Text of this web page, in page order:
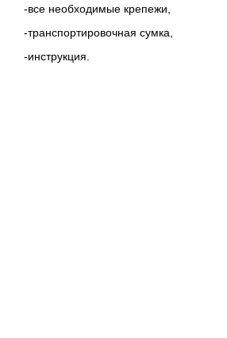
-все необходимые крепежи,
-транспортировочная сумка,
-инструкция.